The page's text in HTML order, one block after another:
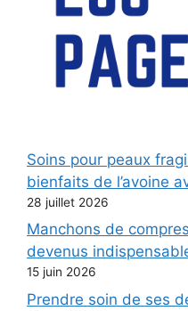
Soins pour peaux
bienfaits de l’avoine
28 juillet 2026
Manchons de
devenus
15 juin 2026
Prendre soin de ses